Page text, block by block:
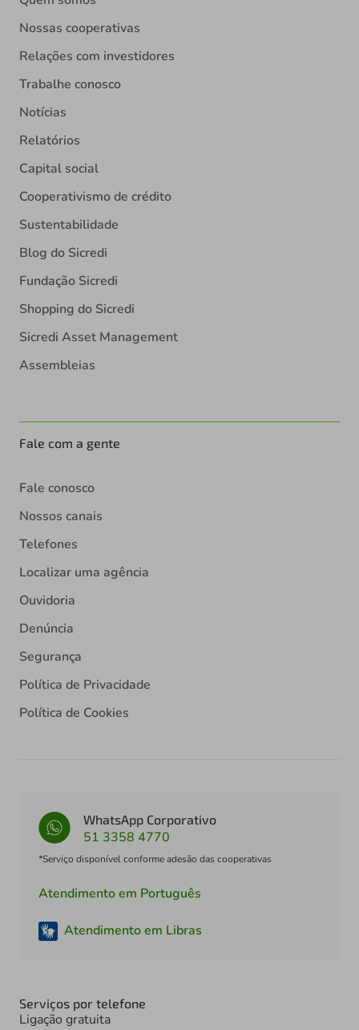
Nossas cooperativas
Relações com investidores
Trabalhe conosco
Notícias
Relatórios
Capital social
Cooperativismo de crédito
Sustentabilidade
Blog do Sicredi
Fundação Sicredi
Shopping do Sicredi
Sicredi Asset Management
Assembleias
Fale com a gente
Fale conosco
Nossos canais
Telefones
Localizar uma agência
Ouvidoria
Denúncia
Segurança
Política de Privacidade
Política de Cookies
WhatsApp Corporativo
51 3358 4770
*Serviço disponível conforme adesão das cooperativas
Atendimento em Português
Atendimento em Libras
Serviços por telefone
Ligação gratuita